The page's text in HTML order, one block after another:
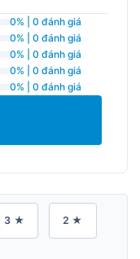
0% | 0 đánh giá
0% | 0 đánh giá
0% | 0 đánh giá
0% | 0 đánh giá
0% | 0 đánh giá
3 ★ 2 ★